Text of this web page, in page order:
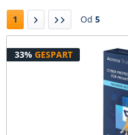
1 Od 5
33% GESPART